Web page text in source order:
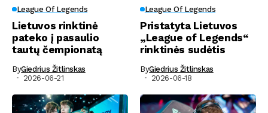
League Of Legends
Lietuvos rinktinė
pateko į pasaulio
tautų čempionatą
ByGiedrius Žitlinskas
2026-06-21
League Of Legends
Pristatyta Lietuvos
„League of Legends“
rinktinės sudėtis
ByGiedrius Žitlinskas
2026-06-18